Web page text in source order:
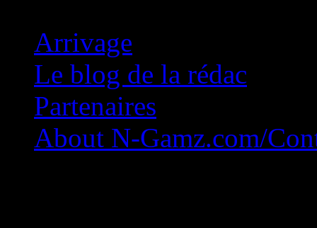
Arrivage
Le blog de la rédac
Partenaires
About N-Gamz.com/